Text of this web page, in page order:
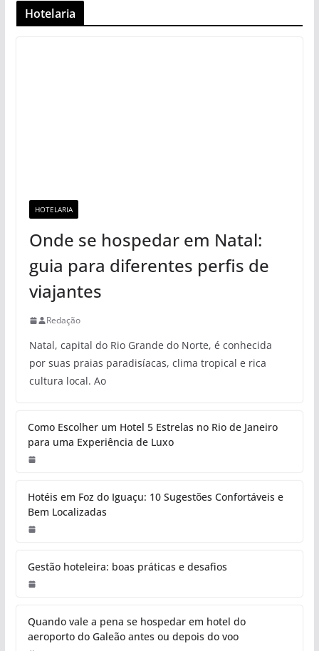
Hotelaria
HOTELARIA
Onde se hospedar em Natal:
guia para diferentes perfis de
viajantes
Redação
Natal, capital do Rio Grande do Norte, é conhecida
por suas praias paradisíacas, clima tropical e rica
cultura local. Ao
Como Escolher um Hotel 5 Estrelas no Rio de Janeiro
para uma Experiência de Luxo
Hotéis em Foz do Iguaçu: 10 Sugestões Confortáveis e
Bem Localizadas
Gestão hoteleira: boas práticas e desafios
Quando vale a pena se hospedar em hotel do
aeroporto do Galeão antes ou depois do voo